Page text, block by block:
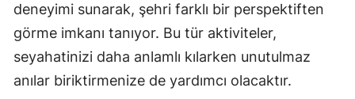
deneyimi sunarak, şehri farklı bir perspektiften
görme imkanı tanıyor. Bu tür aktiviteler,
seyahatinizi daha anlamlı kılarken unutulmaz
anılar biriktirmenize de yardımcı olacaktır.